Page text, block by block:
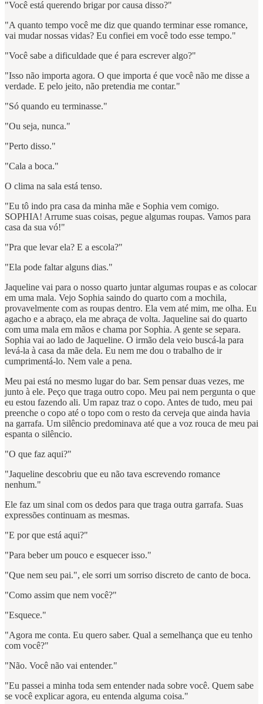
"Você está querendo brigar por causa disso?"
"A quanto tempo você me diz que quando terminar esse romance,
vai mudar nossas vidas? Eu confiei em você todo esse tempo."
"Você sabe a dificuldade que é para escrever algo?"
"Isso não importa agora. O que importa é que você não me disse a
verdade. E pelo jeito, não pretendia me contar."
"Só quando eu terminasse."
"Ou seja, nunca."
"Perto disso."
"Cala a boca."
O clima na sala está tenso.
"Eu tô indo pra casa da minha mãe e Sophia vem comigo.
SOPHIA! Arrume suas coisas, pegue algumas roupas. Vamos para
casa da sua vó!"
"Pra que levar ela? E a escola?"
"Ela pode faltar alguns dias."
Jaqueline vai para o nosso quarto juntar algumas roupas e as colocar
em uma mala. Vejo Sophia saindo do quarto com a mochila,
provavelmente com as roupas dentro. Ela vem até mim, me olha. Eu
agacho e a abraço, ela me abraça de volta. Jaqueline sai do quarto
com uma mala em mãos e chama por Sophia. A gente se separa.
Sophia vai ao lado de Jaqueline. O irmão dela veio buscá-la para
levá-la à casa da mãe dela. Eu nem me dou o trabalho de ir
cumprimentá-lo. Nem vale a pena.
Meu pai está no mesmo lugar do bar. Sem pensar duas vezes, me
junto à ele. Peço que traga outro copo. Meu pai nem pergunta o que
eu estou fazendo ali. Um rapaz traz o copo. Antes de tudo, meu pai
preenche o copo até o topo com o resto da cerveja que ainda havia
na garrafa. Um silêncio predominava até que a voz rouca de meu pai
espanta o silêncio.
"O que faz aqui?"
"Jaqueline descobriu que eu não tava escrevendo romance
nenhum."
Ele faz um sinal com os dedos para que traga outra garrafa. Suas
expressões continuam as mesmas.
"E por que está aqui?"
"Para beber um pouco e esquecer isso."
"Que nem seu pai.", ele sorri um sorriso discreto de canto de boca.
"Como assim que nem você?"
"Esquece."
"Agora me conta. Eu quero saber. Qual a semelhança que eu tenho
com você?"
"Não. Você não vai entender."
"Eu passei a minha toda sem entender nada sobre você. Quem sabe
se você explicar agora, eu entenda alguma coisa."